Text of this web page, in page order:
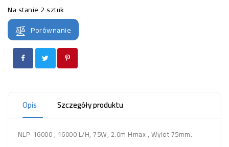
Na stanie 2 sztuk
Porównanie
Opis Szczegóły produktu
NLP-16000 , 16000 L/H, 75W, 2.0m Hmax , Wylot 75mm.